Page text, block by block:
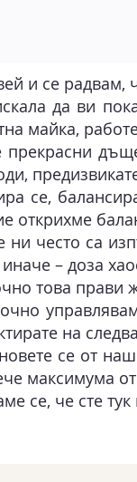
и се радвам,
да ви
майка,
прекрасни
се,
открихме
ни често са
– доза
това прави
на
се от
максимума
се, че сте